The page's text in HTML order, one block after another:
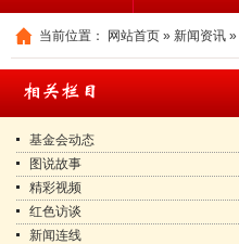
当前位置： 网站首页 » 新闻资讯 »
基金会动态
图说故事
精彩视频
红色访谈
新闻连线